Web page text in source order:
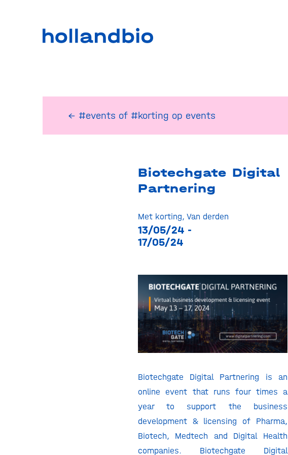
← #events of #korting op events
Biotechgate Digital
Partnering
Met korting, Van derden
13/05/24 -
17/05/24
Biotechgate Digital Partnering is an
online event that runs four times a
year to support the business
development & licensing of Pharma,
Biotech, Medtech and Digital Health
companies. Biotechgate Digital